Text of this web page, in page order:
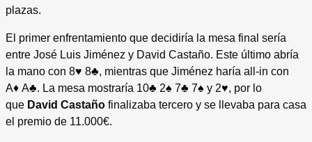
plazas.
El primer enfrentamiento que decidiría la mesa final sería
entre José Luis Jiménez y David Castaño. Este último abría
la mano con 8♥ 8♣, mientras que Jiménez haría all-in con
A♦ A♣. La mesa mostraría 10♣ 2♠ 7♣ 7♠ y 2♥, por lo
que David Castaño finalizaba tercero y se llevaba para casa
el premio de 11.000€.